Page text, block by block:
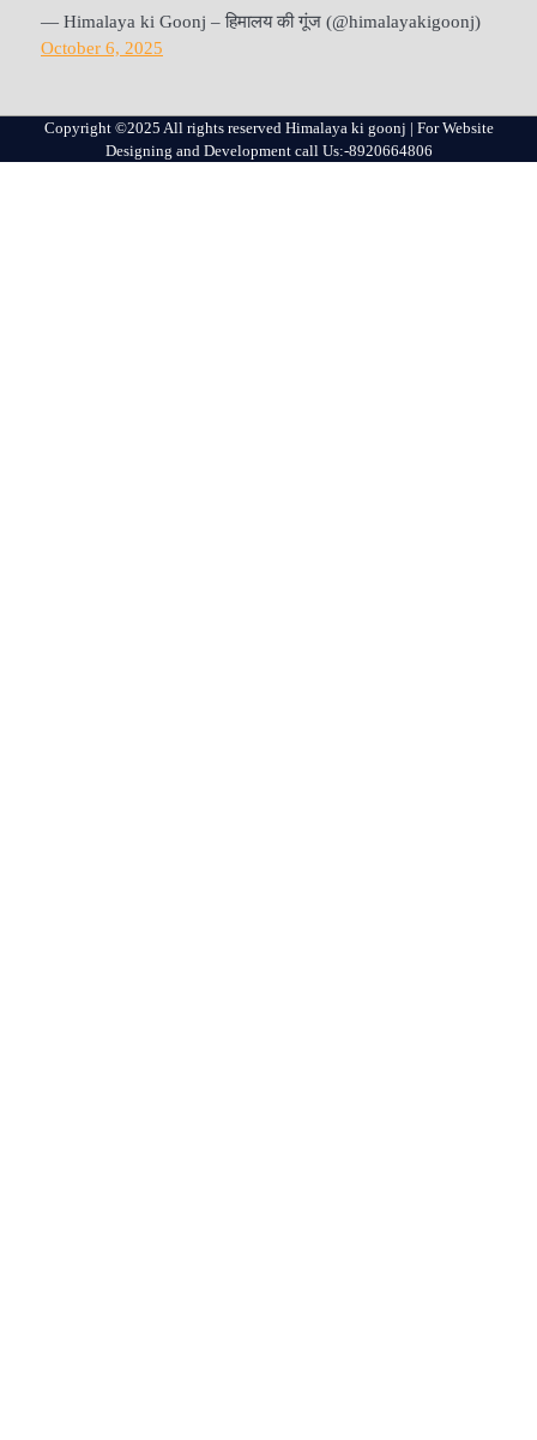
— Himalaya ki Goonj – हिमालय की गूंज (@himalayakigoonj)
October 6, 2025
Copyright ©2025 All rights reserved Himalaya ki goonj | For Website
Designing and Development call Us:-8920664806